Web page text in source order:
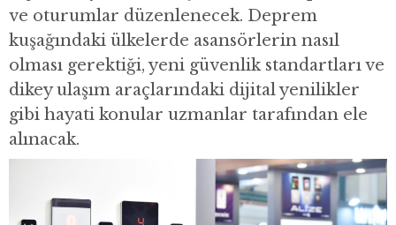
ve oturumlar düzenlenecek. Deprem
kuşağındaki ülkelerde asansörlerin nasıl
olması gerektiği, yeni güvenlik standartları ve
dikey ulaşım araçlarındaki dijital yenilikler
gibi hayati konular uzmanlar tarafından ele
alınacak.